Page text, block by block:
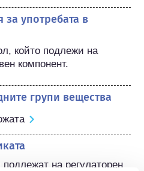
употребата в
който подлежи на
компонент.
групи вещества
на регулаторен